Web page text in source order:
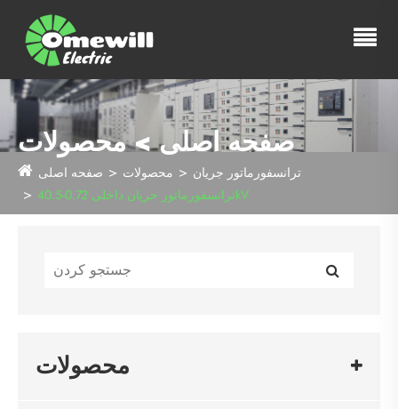
صفحه اصلی > محصولات
صفحه اصلی محصولات
ترانسفورماتور جریان
ترانسفورماتور جریان داخلی 0.72-40.5kV
محصولات